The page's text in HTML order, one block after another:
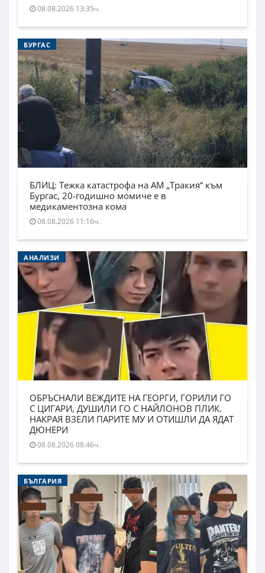
08.08.2026 13:35ч.
БУРГАС
БЛИЦ: Тежка катастрофа на АМ „Тракия“ към
Бургас, 20-годишно момиче е в
медикаментозна кома
08.08.2026 11:16ч.
АНАЛИЗИ
ОБРЪСНАЛИ ВЕЖДИТЕ НА ГЕОРГИ, ГОРИЛИ ГО
С ЦИГАРИ, ДУШИЛИ ГО С НАЙЛОНОВ ПЛИК.
НАКРАЯ ВЗЕЛИ ПАРИТЕ МУ И ОТИШЛИ ДА ЯДАТ
ДЮНЕРИ
08.08.2026 08:46ч.
БЪЛГАРИЯ